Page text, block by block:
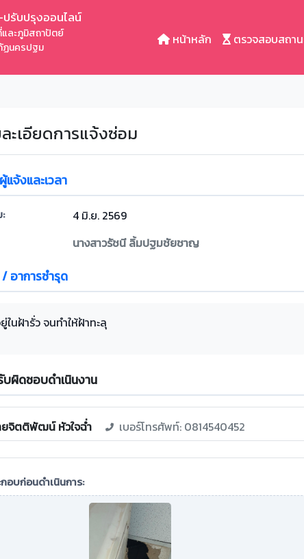
รับปรุงออนไลน์
และภูมิสถาปัตย์
ฏนครปฐม
หน้าหลัก ตรวจสอบสถาน
ะเอียดการแจ้งซ่อม
จ้งและเวลา
4 มิ.ย. 2569
นางสาวรัชนี ลิ้มปฐมชัยชาญ
อาการชำรุด
ในฝ้ารั่ว จนทำให้ฝ้าทะลุ
บผิดชอบดำเนินงาน
ยจิตติพัฒน์ หัวใจฉ่ำ เบอร์โทรศัพท์: 0814540452
อบก่อนดำเนินการ: